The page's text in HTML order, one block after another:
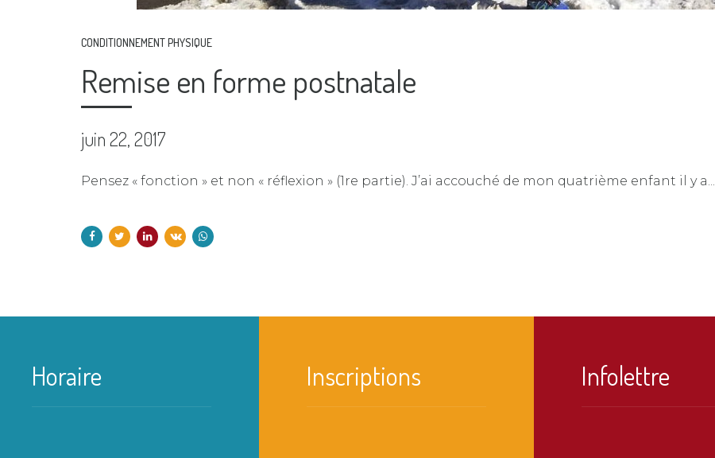
CONDITIONNEMENT PHYSIQUE
Remise en forme postnatale
juin 22, 2017
Pensez « fonction » et non « réflexion » (1re partie). J’ai accouché de mon quatrième enfant il y a...
Horaire Inscriptions Infolettre